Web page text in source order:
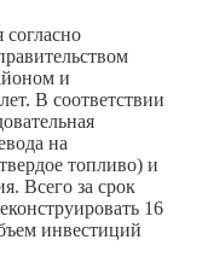
и
В соответствии
на
топливо) и
Всего за срок
16
инвестиций